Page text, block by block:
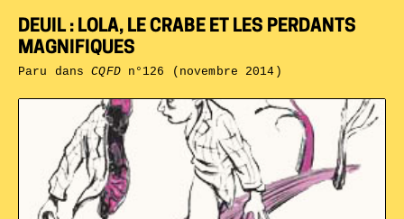
DEUIL : LOLA, LE CRABE ET LES PERDANTS
MAGNIFIQUES
Paru dansCQFDn°126 (novembre 2014)